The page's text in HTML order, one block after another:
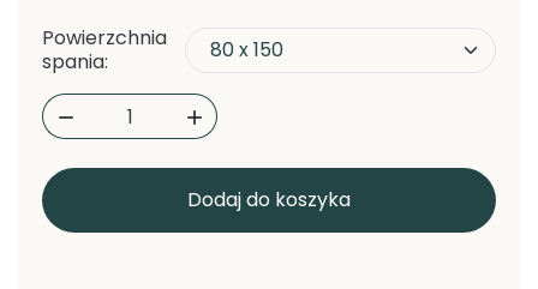
Powierzchnia
spania:
 
Dodaj do koszyka